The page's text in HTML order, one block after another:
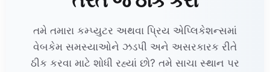
તમે તમારા કમ્પ્યુટર અથવા પ્રિય એપ્લિકેશન્સમાં
વેબકેમ સમસ્યાઓને ઝડપી અને અસરકારક રીતે
ઠીક કરવા માટે શોધી રહ્યાં છો? તમે સાચા સ્થાન પર